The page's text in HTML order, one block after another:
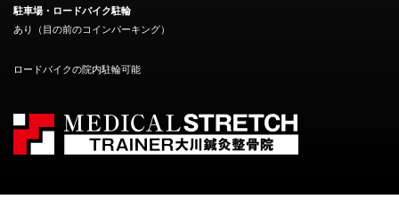
駐車場・ロードバイク駐輪
あり（目の前のコインパーキング）
ロードバイクの院内駐輪可能